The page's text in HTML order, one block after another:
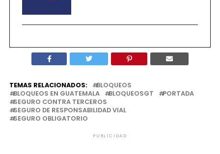
TEMAS RELACIONADOS:
BLOQUEOS
BLOQUEOS EN GUATEMALA
BLOQUEOSGT
PORTADA
SEGURO CONTRA TERCEROS
SEGURO DE RESPONSABILIDAD VIAL
SEGURO OBLIGATORIO
PUBLICIDAD